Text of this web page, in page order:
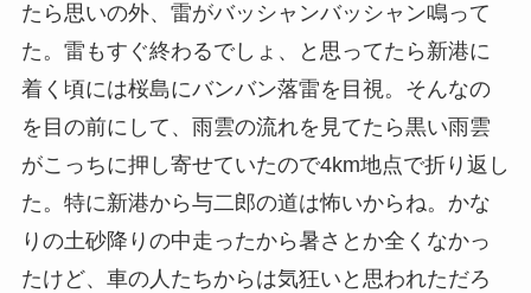
たら思いの外、雷がバッシャンバッシャン鳴って
た。雷もすぐ終わるでしょ、と思ってたら新港に
着く頃には桜島にバンバン落雷を目視。そんなの
を目の前にして、雨雲の流れを見てたら黒い雨雲
がこっちに押し寄せていたので4km地点で折り返し
た。特に新港から与二郎の道は怖いからね。かな
りの土砂降りの中走ったから暑さとか全くなかっ
たけど、車の人たちからは気狂いと思われただろ